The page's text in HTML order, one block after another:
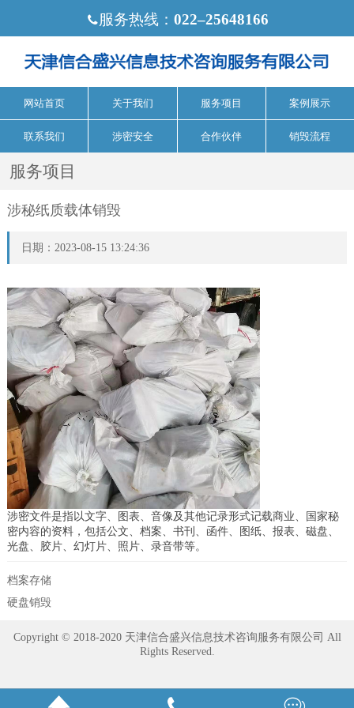
服务热线： 022‒25648166
网站首页 关于我们 服务项目 案例展示
联系我们 涉密安全 合作伙伴 销毁流程
服务项目
涉秘纸质载体销毁
日期：2023-08-15 13:24:36
涉密文件是指以文字、图表、音像及其他记录形式记载商业、国家秘
密内容的资料，包括公文、档案、书刊、函件、图纸、报表、磁盘、
光盘、胶片、幻灯片、照片、录音带等。
档案存储
硬盘销毁
Copyright © 2018-2020 天津信合盛兴信息技术咨询服务有限公司 All
Rights Reserved.